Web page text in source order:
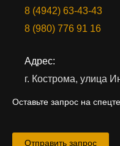
8 (4942) 63-43-43
8 (980) 776 91 16
Адрес:
г. Кострома, улица
Оставьте запрос на
Отправить запрос